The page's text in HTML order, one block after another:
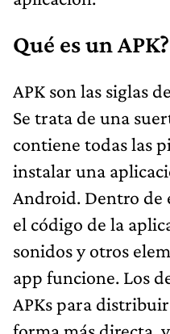
Qué es un APK?
APK son las siglas
Se trata de una
contiene todas las
instalar una
Android. Dentro de
el código de la
sonidos y otros
app funcione. Los
APKs para